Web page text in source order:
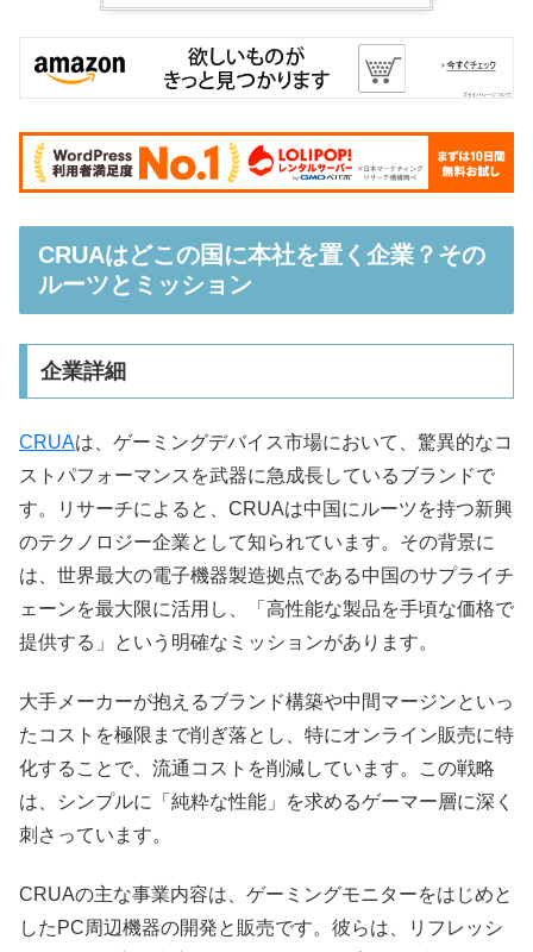
CRUAはどこの国に本社を置く企業？その
ルーツとミッション
企業詳細
CRUAは、ゲーミングデバイス市場において、驚異的なコ
ストパフォーマンスを武器に急成長しているブランドで
す。リサーチによると、CRUAは中国にルーツを持つ新興
のテクノロジー企業として知られています。その背景に
は、世界最大の電子機器製造拠点である中国のサプライチ
ェーンを最大限に活用し、「高性能な製品を手頃な価格で
提供する」という明確なミッションがあります。
大手メーカーが抱えるブランド構築や中間マージンといっ
たコストを極限まで削ぎ落とし、特にオンライン販売に特
化することで、流通コストを削減しています。この戦略
は、シンプルに「純粋な性能」を求めるゲーマー層に深く
刺さっています。
CRUAの主な事業内容は、ゲーミングモニターをはじめと
したPC周辺機器の開発と販売です。彼らは、リフレッシ